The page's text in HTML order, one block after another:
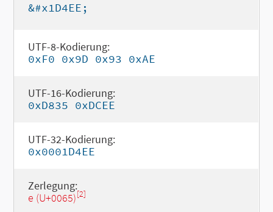
&#x1D4EE;
UTF-8-Kodierung:
0xF0 0x9D 0x93 0xAE
UTF-16-Kodierung:
0xD835 0xDCEE
UTF-32-Kodierung:
0x0001D4EE
Zerlegung:
e (U+0065)[2]